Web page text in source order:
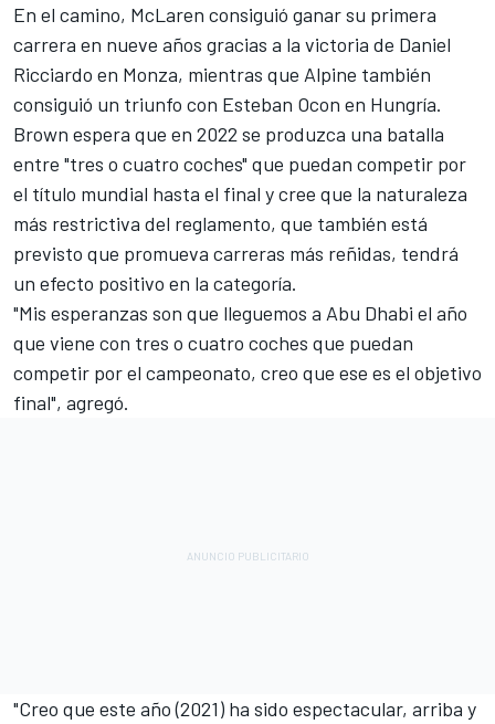
En el camino, McLaren consiguió ganar su primera
carrera en nueve años gracias a la victoria de Daniel
Ricciardo en Monza, mientras que Alpine también
consiguió un triunfo con Esteban Ocon en Hungría.
Brown espera que en 2022 se produzca una batalla
entre "tres o cuatro coches" que puedan competir por
el título mundial hasta el final y cree que la naturaleza
más restrictiva del reglamento, que también está
previsto que promueva carreras más reñidas, tendrá
un efecto positivo en la categoría.
"Mis esperanzas son que lleguemos a Abu Dhabi el año
que viene con tres o cuatro coches que puedan
competir por el campeonato, creo que ese es el objetivo
final", agregó.
"Creo que este año (2021) ha sido espectacular, arriba y